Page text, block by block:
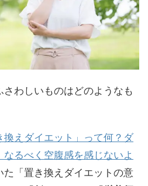
わしいものはどのようなも
換えダイエット」って何？ダ
るべく空腹感を感じないよ
た「置き換えダイエットの意